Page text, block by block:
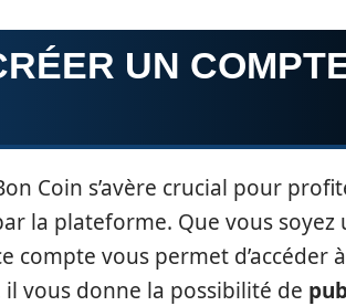
UN
Coin s’avère crucial pour
la plateforme. Que vous soyez
compte vous permet d’accéder
vous donne la possibilité de